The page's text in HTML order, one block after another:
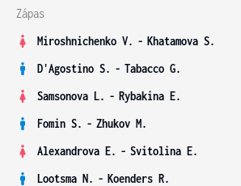
Zápas
Miroshnichenko V. - Khatamova S.
D'Agostino S. - Tabacco G.
Samsonova L. - Rybakina E.
Fomin S. - Zhukov M.
Alexandrova E. - Svitolina E.
Lootsma N. - Koenders R.